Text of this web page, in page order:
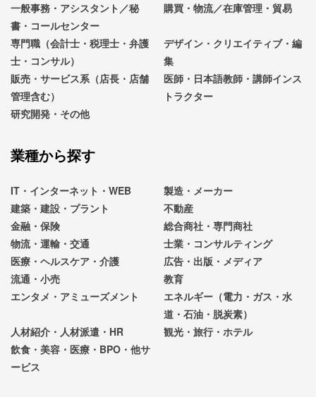
一般事務・アシスタント／秘
書・コールセンター
購買・物流／在庫管理・貿易
専門職（会計士・税理士・弁護
士・コンサル）
デザイン・クリエイティブ・編
集
販売・サービス系（店長・店舗
管理含む）
医師・日本語教師・講師インス
トラクター
研究開発・その他
業種から探す
IT・インターネット・WEB
製造・メーカー
建築・建設・プラント
不動産
金融・保険
総合商社・専門商社
物流・運輸・交通
士業・コンサルティング
医療・ヘルスケア・介護
広告・出版・メディア
流通・小売
教育
エンタメ・アミューズメント
エネルギー（電力・ガス・水
道・石油・脱炭素）
人材紹介・人材派遣・HR
観光・旅行・ホテル
飲食・美容・医療・BPO・他サ
ービス